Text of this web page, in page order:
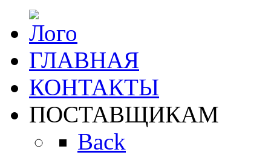
ГЛАВНАЯ
КОНТАКТЫ
ПОСТАВЩИКАМ
Back